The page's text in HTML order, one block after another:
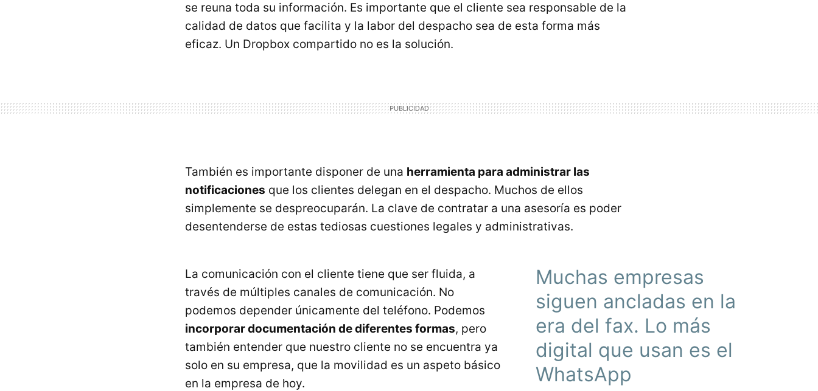
se reuna toda su información. Es importante que el cliente sea responsable de la
calidad de datos que facilita y la labor del despacho sea de esta forma más
eficaz. Un Dropbox compartido no es la solución.
También es importante disponer de una herramienta para administrar las
notificaciones que los clientes delegan en el despacho. Muchos de ellos
simplemente se despreocuparán. La clave de contratar a una asesoría es poder
desentenderse de estas tediosas cuestiones legales y administrativas.
Muchas empresas
siguen ancladas en la
era del fax. Lo más
digital que usan es el
WhatsApp
La comunicación con el cliente tiene que ser fluida, a
través de múltiples canales de comunicación. No
podemos depender únicamente del teléfono. Podemos
incorporar documentación de diferentes formas, pero
también entender que nuestro cliente no se encuentra ya
solo en su empresa, que la movilidad es un aspeto básico
en la empresa de hoy.